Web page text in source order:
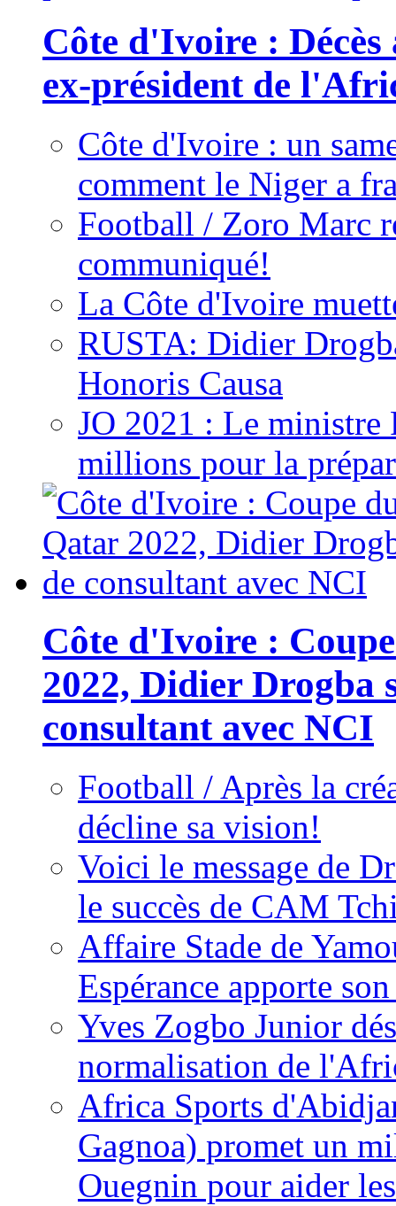
Côte d'Ivoire :
ex-président de
Côte d'Ivoire : un
comment le Niger a
Football / Zoro Marc
communiqué!
La Côte d'Ivoire
RUSTA: Didier
Honoris Causa
JO 2021 : Le ministre
millions pour la
Côte d'Ivoire :
2022, Didier Drogba
consultant avec NCI
Football / Après la
décline sa vision!
Voici le message de
le succès de CAM
Affaire Stade de
Espérance apporte
Yves Zogbo Junior
normalisation de
Africa Sports
Gagnoa) promet un
Ouegnin pour aider